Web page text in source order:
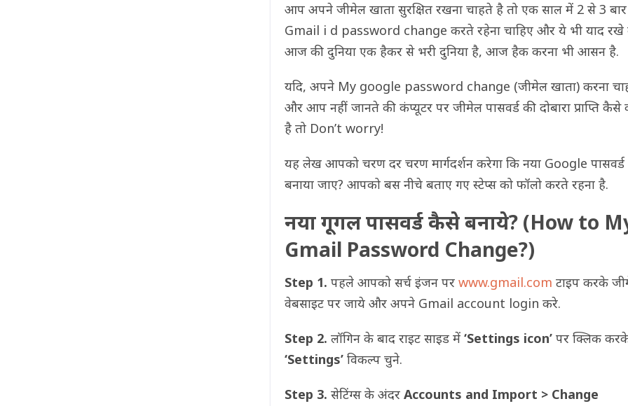
आप अपने जीमेल खाता सुरक्षित रखना चाहते है तो एक साल में 2 से 3 बार
Gmail i d password change करते रहेना चाहिए और ये भी याद रखे
आज की दुनिया एक हैकर से भरी दुनिया है, आज हैक करना भी आसन है.
यदि, अपने My google password change (जीमेल खाता) करना
और आप नहीं जानते की कंप्यूटर पर जीमेल पासवर्ड की दोबारा प्राप्ति कैसे
है तो Don’t worry!
यह लेख आपको चरण दर चरण मार्गदर्शन करेगा कि नया Google
बनाया जाए? आपको बस नीचे बताए गए स्टेप्स को फॉलो करते रहना है.
नया गूगल पासवर्ड कैसे बनाये? (How to
Gmail Password Change?)
Step 1. पहले आपको सर्च इंजन पर www.gmail.com टाइप करके
वेबसाइट पर जाये और अपने Gmail account login करे.
Step 2. लॉगिन के बाद राइट साइड में ‘Settings icon’पर क्लिक
‘Settings’ विकल्प चुने.
Step 3. सेटिंग्स के अंदर Accounts and Import > Change